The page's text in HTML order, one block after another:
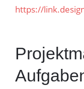
https://